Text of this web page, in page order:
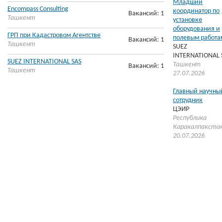
Encompass Consulting
Ташкент
Вакансий: 1
ГРП при Кадастровом Агентстве
Ташкент
Вакансий: 1
SUEZ INTERNATIONAL SAS
Ташкент
Вакансий: 1
Младший
координатор по
установке
оборудования и
полевым
SUEZ
INTERNATIONAL
Ташкент
27.07.2026
Главный
сотрудник
ЦЭИР
Республика
20.07.2026